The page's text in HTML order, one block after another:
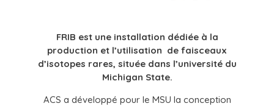
FRIB est une installation dédiée à la
production et l’utilisation de faisceaux
d’isotopes rares, située dans l’université du
Michigan State.
ACS a développé pour le MSU la conception